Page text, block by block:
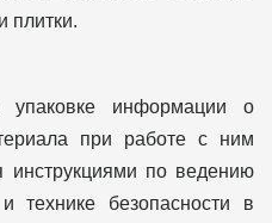
плитки.
упаковке информации о
при работе с ним
инструкциями по ведению
технике безопасности в